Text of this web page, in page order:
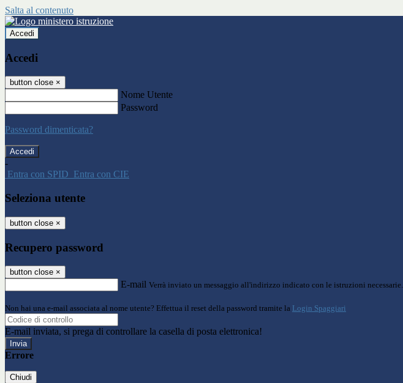
Salta al contenuto
Accedi
Accedi
button close ×
Nome Utente
Password
Password dimenticata?
-
Entra con SPID Entra con CIE
Seleziona utente
button close ×
Recupero password
button close ×
E-mail Verrà inviato un messaggio all'indirizzo indicato con le istruzioni necessarie.
Non hai una e-mail associata al nome utente? Effettua il reset della password tramite la Login Spaggiari
E-mail inviata, si prega di controllare la casella di posta elettronica!
Errore
Chiudi